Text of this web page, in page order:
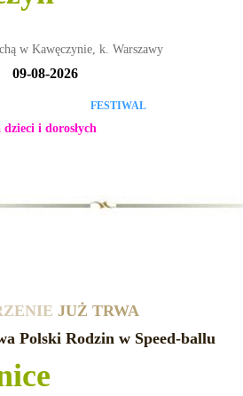
w Kawęczynie, k. Warszawy
09-08-2026
FESTIWAL
i dorosłych
JUŻ TRWA
Polski Rodzin w Speed-ballu